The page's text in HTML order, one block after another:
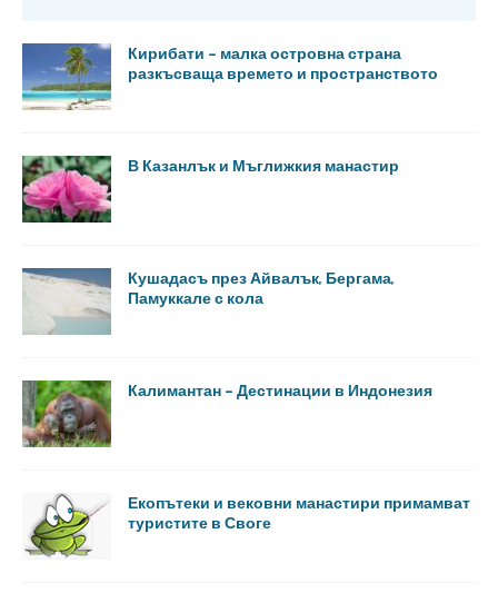
Кирибати – малка островна страна
разкъсваща времето и пространството
В Казанлък и Мъглижкия манастир
Кушадасъ през Айвалък, Бергама,
Памуккале с кола
Калимантан – Дестинации в Индонезия
Екопътеки и вековни манастири примамват
туристите в Своге